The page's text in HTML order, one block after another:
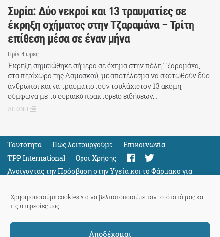
Χρησιμοποιούμε cookies για να βελτιστοποιούμε τον ιστότοπό μας και
τις υπηρεσίες μας.
Αποδέχομαι
Συρία: Δύο νεκροί και 13 τραυματίες σε
έκρηξη οχήματος στην Τζαραμάνα – Τρίτη
επίθεση μέσα σε έναν μήνα
Πρίν 4 ώρες
Έκρηξη σημειώθηκε σήμερα σε όχημα στην πόλη Τζαραμάνα,
στα περίχωρα της Δαμασκού, με αποτέλεσμα να σκοτωθούν δύο
άνθρωποι και να τραυματιστούν τουλάχιστον 13 ακόμη,
σύμφωνα με το συριακό πρακτορείο ειδήσεων…
ΔΙΕΘΝΗ
Ταυτότητα Πώς λειτουργούμε
Eπικοινωνία
TPP International
Όροι Χρήσης
Ανοίγοντας την Πρόσβαση στην Υγεία και το Φάρμακο για
Όλους
Support